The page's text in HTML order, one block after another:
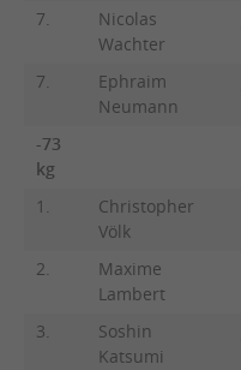
7.
Nicolas
Wachter
7.
Ephraim
Neumann
-73
kg
1.
Christopher
Völk
2.
Maxime
Lambert
3.
Soshin
Katsumi